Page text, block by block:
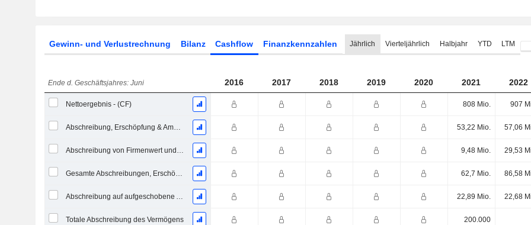
Gewinn- und Verlustrechnung Bilanz Cashflow Finanzkennzahlen Jährlich Vierteljährlich Halbjahr YTD LTM
Ende d. Geschäftsjahres: Juni 2016 2017 2018 2019 2020 2021 2022
Nettoergebnis - (CF) 808 Mio. 907
Abschreibung, Erschöpfung & Amortisation - (Vorlagenspezifisch) 53,22 Mio. 57,06
Abschreibung von Firmenwert und immateriellen Vermögenswerten - (CF) 9,48 Mio. 29,53
Gesamte Abschreibungen, Erschöpfungen & Amortisationen - (Modellspezifisch) 62,7 Mio. 86,58
Abschreibung auf aufgeschobene Aufwendungen, Gesamt - (Modellspezifisch) 22,89 Mio. 22,68
Totale Abschreibung des Vermögens 200.000